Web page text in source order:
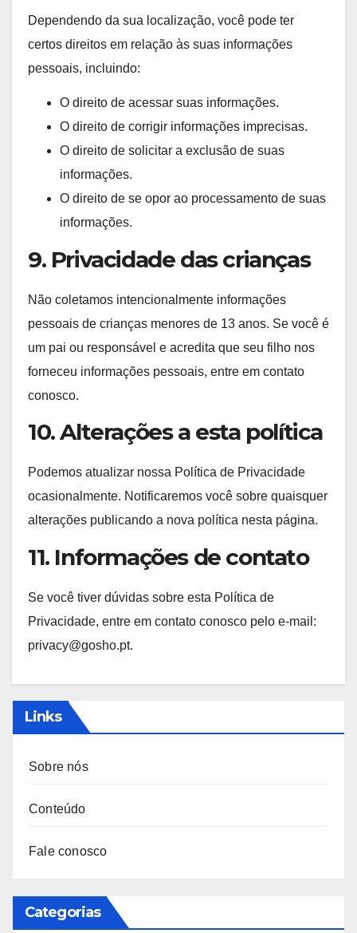
Dependendo da sua localização, você pode ter
certos direitos em relação às suas informações
pessoais, incluindo:
O direito de acessar suas informações.
O direito de corrigir informações imprecisas.
O direito de solicitar a exclusão de suas
informações.
O direito de se opor ao processamento de suas
informações.
9. Privacidade das crianças
Não coletamos intencionalmente informações
pessoais de crianças menores de 13 anos. Se você é
um pai ou responsável e acredita que seu filho nos
forneceu informações pessoais, entre em contato
conosco.
10. Alterações a esta política
Podemos atualizar nossa Política de Privacidade
ocasionalmente. Notificaremos você sobre quaisquer
alterações publicando a nova política nesta página.
11. Informações de contato
Se você tiver dúvidas sobre esta Política de
Privacidade, entre em contato conosco pelo e-mail:
privacy@gosho.pt.
Links
Sobre nós
Conteúdo
Fale conosco
Categorias